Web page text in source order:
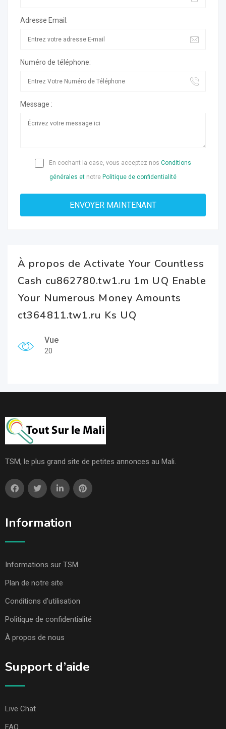
Adresse Email:
Numéro de téléphone:
Message :
En cochant la case, vous acceptez nos Conditions
générales et notre Politique de confidentialité
À propos de Activate Your Countless
Cash cu862780.tw1.ru 1m UQ Enable
Your Numerous Money Amounts
ct364811.tw1.ru Ks UQ
Vue
20
TSM, le plus grand site de petites annonces au Mali.
Information
Informations sur TSM
Plan de notre site
Conditions d’utilisation
Politique de confidentialité
À propos de nous
Support d’aide
Live Chat
FAQ